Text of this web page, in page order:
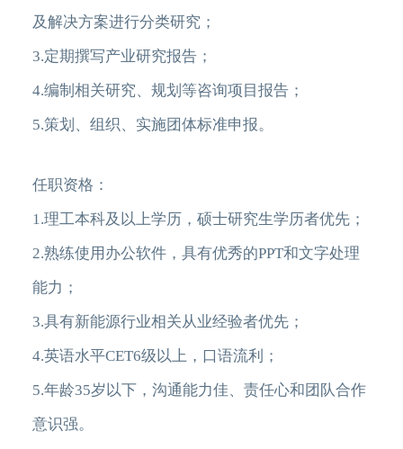
及解决方案进行分类研究；
3.定期撰写产业研究报告；
4.编制相关研究、规划等咨询项目报告；
5.策划、组织、实施团体标准申报。
任职资格：
1.理工本科及以上学历，硕士研究生学历者优先；
2.熟练使用办公软件，具有优秀的PPT和文字处理
能力；
3.具有新能源行业相关从业经验者优先；
4.英语水平CET6级以上，口语流利；
5.年龄35岁以下，沟通能力佳、责任心和团队合作
意识强。